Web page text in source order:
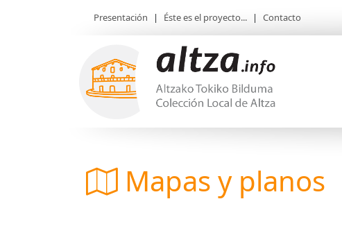
Presentación | Éste es el proyecto... | Contacto
Mapas y planos